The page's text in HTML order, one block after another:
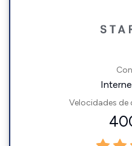
Velocidades de